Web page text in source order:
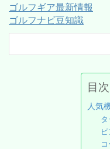
ゴルフギア最新情報
ゴルフナビ豆知識
目次
人気